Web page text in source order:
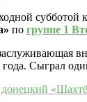
субботой
по группе 1
Сыграл
донецкий